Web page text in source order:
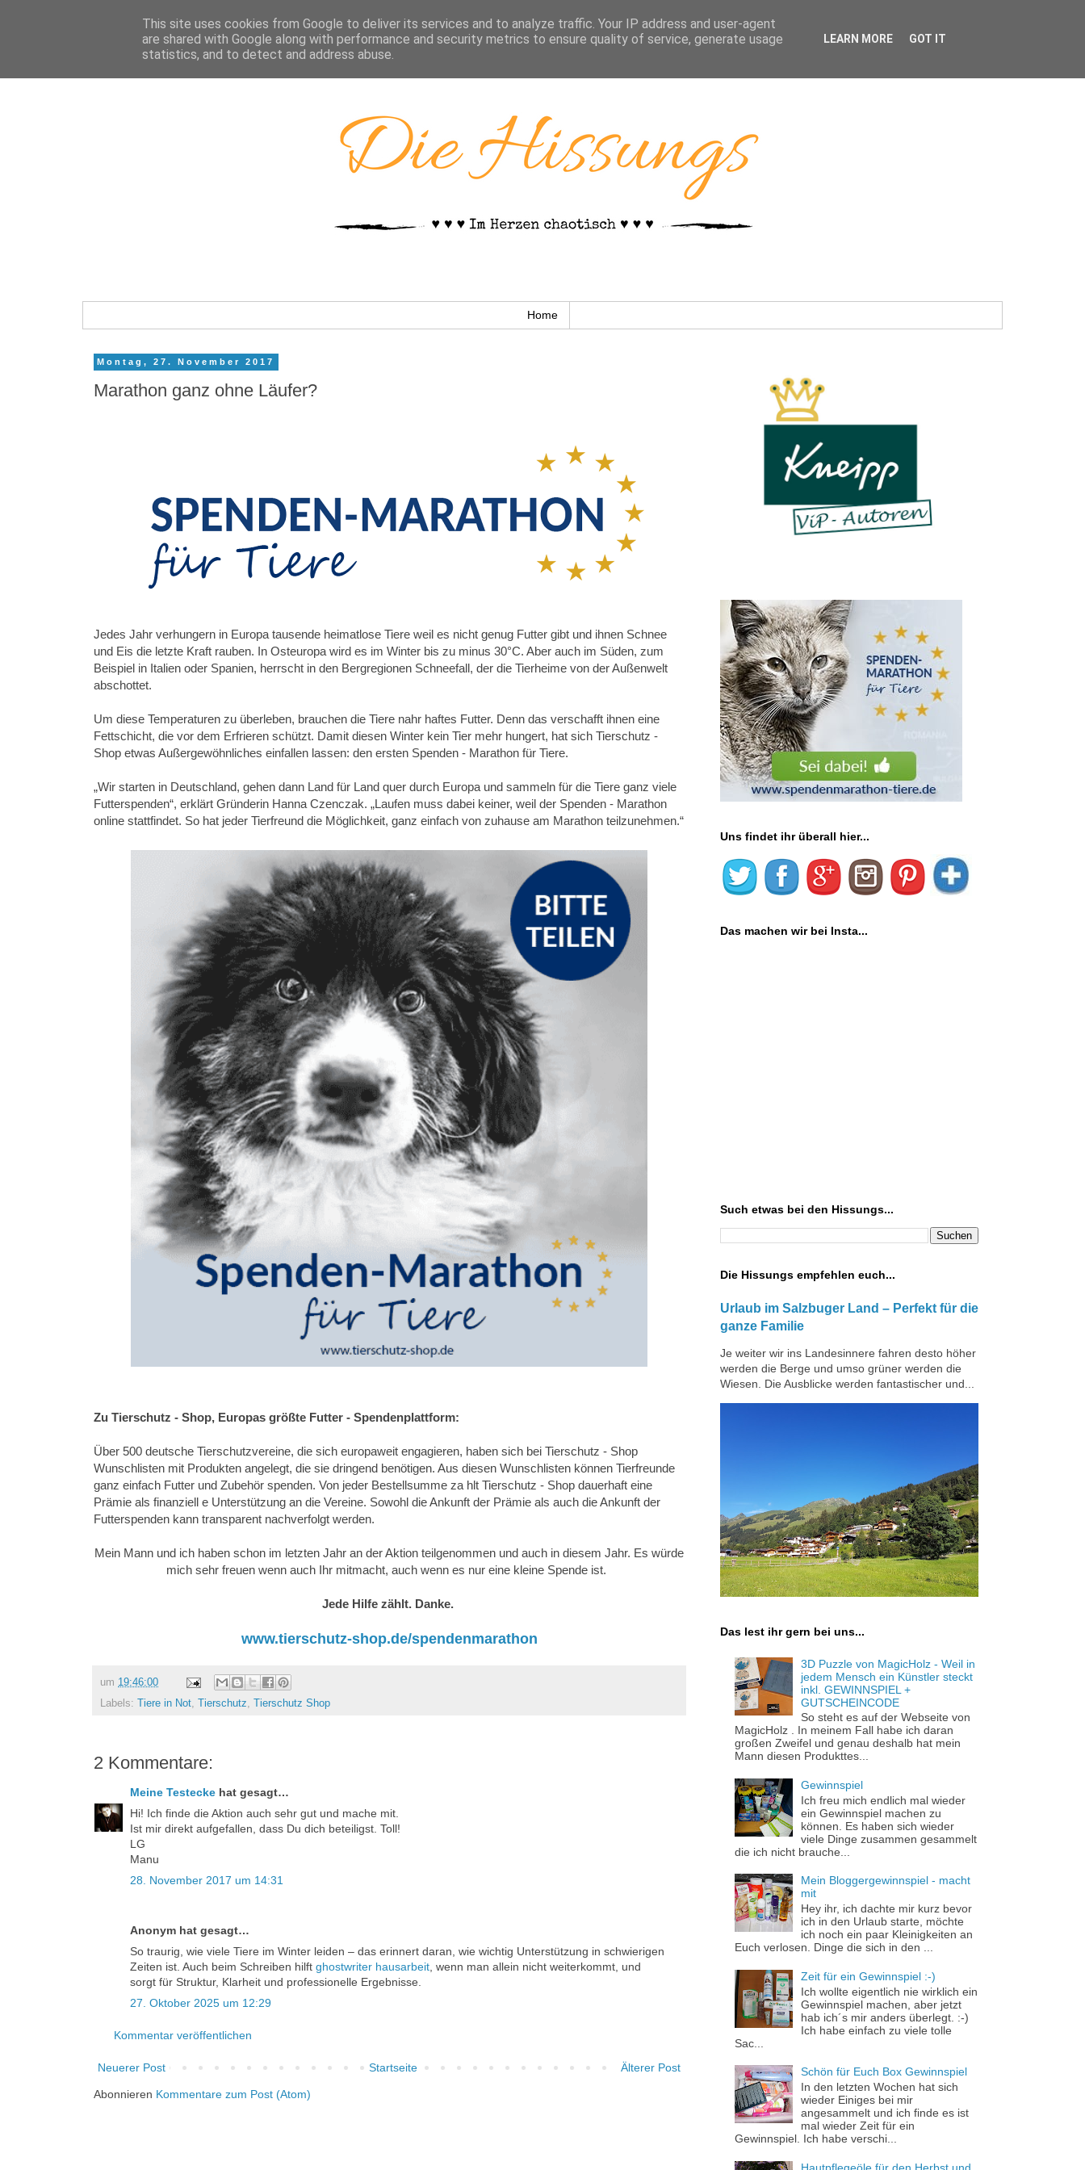
Home
Montag, 27. November 2017
Marathon ganz ohne Läufer?
Jedes Jahr verhungern in Europa tausende heimatlose Tiere weil es nicht genug Futter gibt und ihnen Schnee
und Eis die letzte Kraft rauben. In Osteuropa wird es im Winter bis zu minus 30°C. Aber auch im Süden, zum
Beispiel in Italien oder Spanien, herrscht in den Bergregionen Schneefall, der die Tierheime von der Außenwelt
abschottet.
Um diese Temperaturen zu überleben, brauchen die Tiere nahr haftes Futter. Denn das verschafft ihnen eine
Fettschicht, die vor dem Erfrieren schützt. Damit diesen Winter kein Tier mehr hungert, hat sich Tierschutz -
Shop etwas Außergewöhnliches einfallen lassen: den ersten Spenden - Marathon für Tiere.
„Wir starten in Deutschland, gehen dann Land für Land quer durch Europa und sammeln für die Tiere ganz viele
Futterspenden“, erklärt Gründerin Hanna Czenczak. „Laufen muss dabei keiner, weil der Spenden - Marathon
online stattfindet. So hat jeder Tierfreund die Möglichkeit, ganz einfach von zuhause am Marathon teilzunehmen.“
Zu Tierschutz - Shop, Europas größte Futter - Spendenplattform:
Über 500 deutsche Tierschutzvereine, die sich europaweit engagieren, haben sich bei Tierschutz - Shop
Wunschlisten mit Produkten angelegt, die sie dringend benötigen. Aus diesen Wunschlisten können Tierfreunde
ganz einfach Futter und Zubehör spenden. Von jeder Bestellsumme za hlt Tierschutz - Shop dauerhaft eine
Prämie als finanziell e Unterstützung an die Vereine. Sowohl die Ankunft der Prämie als auch die Ankunft der
Futterspenden kann transparent nachverfolgt werden.
Mein Mann und ich haben schon im letzten Jahr an der Aktion teilgenommen und auch in diesem Jahr. Es würde
mich sehr freuen wenn auch Ihr mitmacht, auch wenn es nur eine kleine Spende ist.
Jede Hilfe zählt. Danke.
www.tierschutz-shop.de/spendenmarathon
um 19:46:00
Labels:
Tiere in Not, Tierschutz, Tierschutz Shop
2 Kommentare:
Meine Testecke hat gesagt…
Hi! Ich finde die Aktion auch sehr gut und mache mit.
Ist mir direkt aufgefallen, dass Du dich beteiligst. Toll!
LG
Manu
28. November 2017 um 14:31
Anonym hat gesagt…
So traurig, wie viele Tiere im Winter leiden – das erinnert daran, wie wichtig Unterstützung in schwierigen
Zeiten ist. Auch beim Schreiben hilft ghostwriter hausarbeit, wenn man allein nicht weiterkommt, und
sorgt für Struktur, Klarheit und professionelle Ergebnisse.
27. Oktober 2025 um 12:29
Kommentar veröffentlichen
Neuerer Post Älterer Post
Startseite
Abonnieren Kommentare zum Post (Atom)
Uns findet ihr überall hier...
Das machen wir bei Insta...
Such etwas bei den Hissungs...
Die Hissungs empfehlen euch...
Urlaub im Salzbuger Land – Perfekt für die
ganze Familie
Je weiter wir ins Landesinnere fahren desto höher
werden die Berge und umso grüner werden die
Wiesen. Die Ausblicke werden fantastischer und...
Das lest ihr gern bei uns...
3D Puzzle von MagicHolz - Weil in
jedem Mensch ein Künstler steckt
inkl. GEWINNSPIEL +
GUTSCHEINCODE
So steht es auf der Webseite von
MagicHolz . In meinem Fall habe ich daran
großen Zweifel und genau deshalb hat mein
Mann diesen Produkttes...
Gewinnspiel
Ich freu mich endlich mal wieder
ein Gewinnspiel machen zu
können. Es haben sich wieder
viele Dinge zusammen gesammelt
die ich nicht brauche...
Mein Bloggergewinnspiel - macht
mit
Hey ihr, ich dachte mir kurz bevor
ich in den Urlaub starte, möchte
ich noch ein paar Kleinigkeiten an
Euch verlosen. Dinge die sich in den ...
Zeit für ein Gewinnspiel :-)
Ich wollte eigentlich nie wirklich ein
Gewinnspiel machen, aber jetzt
hab ich´s mir anders überlegt. :-)
Ich habe einfach zu viele tolle
Sac...
Schön für Euch Box Gewinnspiel
In den letzten Wochen hat sich
wieder Einiges bei mir
angesammelt und ich finde es ist
mal wieder Zeit für ein
Gewinnspiel. Ich habe verschi...
Hautpflegeöle für den Herbst und
This site uses cookies from Google to deliver its services and to analyze traffic. Your IP address and user-agent
are shared with Google along with performance and security metrics to ensure quality of service, generate usage
statistics, and to detect and address abuse.
LEARN MORE GOT IT